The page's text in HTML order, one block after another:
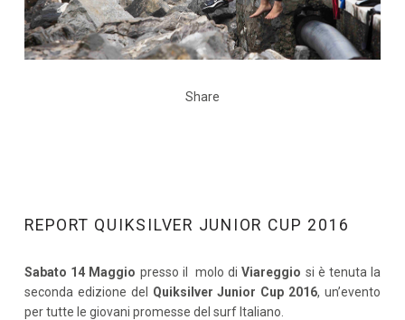
Share
REPORT QUIKSILVER JUNIOR CUP 2016
Sabato 14 Maggio presso il molo diViareggio si è tenuta la
seconda edizione del
Quiksilver Junior Cup 2016, un’evento
per tutte le giovani promesse del surf Italiano.